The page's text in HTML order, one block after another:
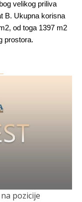
velikog priliva
B. Ukupna korisna
od toga 1397 m2
prostora.
pozicije